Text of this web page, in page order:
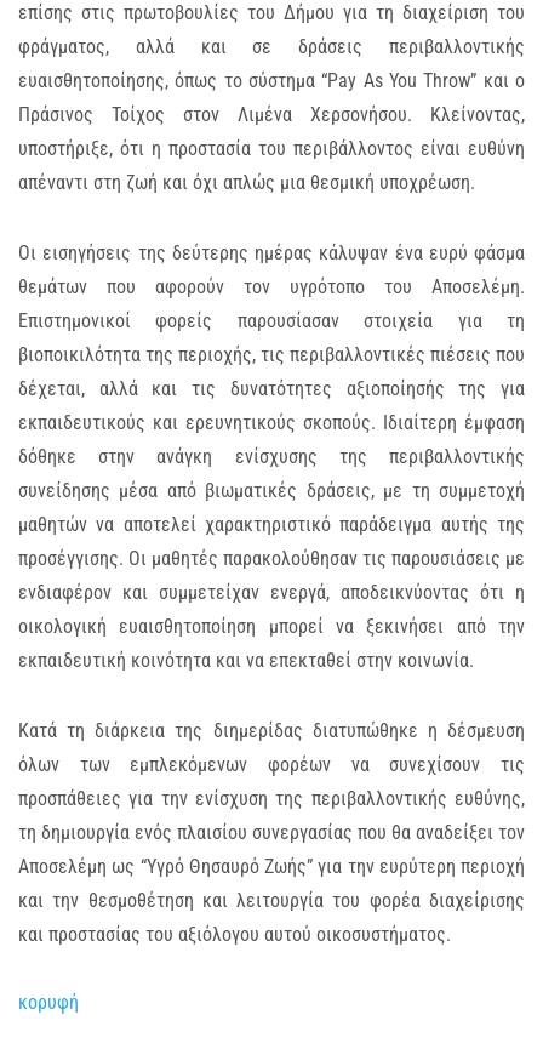
επίσης στις πρωτοβουλίες του Δήμου για τη διαχείριση του
φράγματος, αλλά και σε δράσεις περιβαλλοντικής
ευαισθητοποίησης, όπως το σύστημα “Pay As You Throw” και ο
Πράσινος Τοίχος στον Λιμένα Χερσονήσου. Κλείνοντας,
υποστήριξε, ότι η προστασία του περιβάλλοντος είναι ευθύνη
απέναντι στη ζωή και όχι απλώς μια θεσμική υποχρέωση.
Οι εισηγήσεις της δεύτερης ημέρας κάλυψαν ένα ευρύ φάσμα
θεμάτων που αφορούν τον υγρότοπο του Αποσελέμη.
Επιστημονικοί φορείς παρουσίασαν στοιχεία για τη
βιοποικιλότητα της περιοχής, τις περιβαλλοντικές πιέσεις που
δέχεται, αλλά και τις δυνατότητες αξιοποίησής της για
εκπαιδευτικούς και ερευνητικούς σκοπούς. Ιδιαίτερη έμφαση
δόθηκε στην ανάγκη ενίσχυσης της περιβαλλοντικής
συνείδησης μέσα από βιωματικές δράσεις, με τη συμμετοχή
μαθητών να αποτελεί χαρακτηριστικό παράδειγμα αυτής της
προσέγγισης. Οι μαθητές παρακολούθησαν τις παρουσιάσεις με
ενδιαφέρον και συμμετείχαν ενεργά, αποδεικνύοντας ότι η
οικολογική ευαισθητοποίηση μπορεί να ξεκινήσει από την
εκπαιδευτική κοινότητα και να επεκταθεί στην κοινωνία.
Κατά τη διάρκεια της διημερίδας διατυπώθηκε η δέσμευση
όλων των εμπλεκόμενων φορέων να συνεχίσουν τις
προσπάθειες για την ενίσχυση της περιβαλλοντικής ευθύνης,
τη δημιουργία ενός πλαισίου συνεργασίας που θα αναδείξει τον
Αποσελέμη ως “Υγρό Θησαυρό Ζωής” για την ευρύτερη περιοχή
και την θεσμοθέτηση και λειτουργία του φορέα διαχείρισης
και προστασίας του αξιόλογου αυτού οικοσυστήματος.
κορυφή